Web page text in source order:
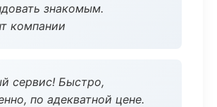
знакомым.
компании
сервис! Быстро,
по адекватной цене.